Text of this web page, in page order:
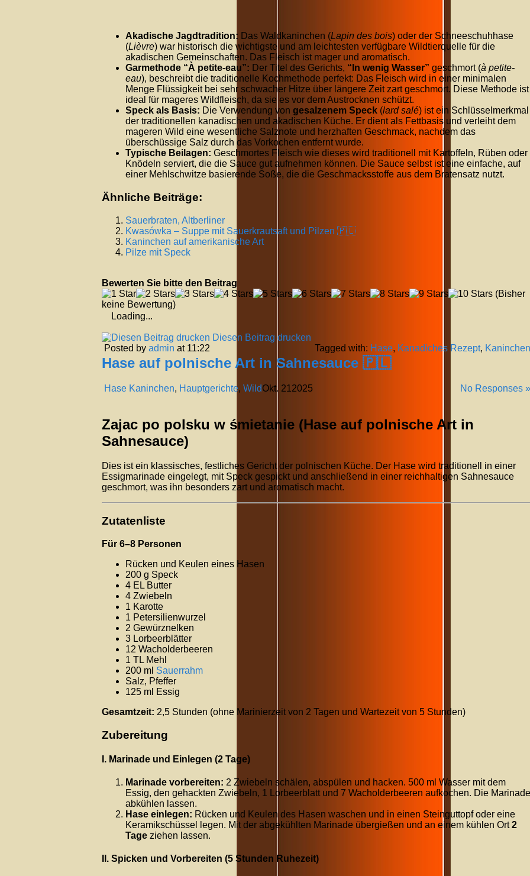
Akadische Jagdtradition: Das Waldkaninchen (Lapin des bois) oder der Schneeschuhhase
(Lièvre) war historisch die wichtigste und am leichtesten verfügbare Wildtierquelle für die
akadischen Gemeinschaften. Das Fleisch ist mager und aromatisch.
Garmethode “À petite-eau”: Der Titel des Gerichts, “In wenig Wasser” geschmort (à petite-
eau), beschreibt die traditionelle Kochmethode perfekt: Das Fleisch wird in einer minimalen
Menge Flüssigkeit bei sehr schwacher Hitze über längere Zeit zart geschmort. Diese Methode ist
ideal für mageres Wildfleisch, da sie es vor dem Austrocknen schützt.
Speck als Basis: Die Verwendung von gesalzenem Speck (lard salé) ist ein Schlüsselmerkmal
der traditionellen kanadischen und akadischen Küche. Er dient als Fettbasis und verleiht dem
mageren Wild eine wesentliche Salznote und herzhaften Geschmack, nachdem das
überschüssige Salz durch das Vorkochen entfernt wurde.
Typische Beilagen: Geschmortes Fleisch wie dieses wird traditionell mit Kartoffeln, Rüben oder
Knödeln serviert, die die Sauce gut aufnehmen können. Die Sauce selbst ist eine einfache, auf
einer Mehlschwitze basierende Soße, die die Geschmacksstoffe aus dem Bratensatz nutzt.
Ähnliche Beiträge:
Sauerbraten, Altberliner
Kwasówka – Suppe mit Sauerkrautsaft und Pilzen 🇵🇱
Kaninchen auf amerikanische Art
Pilze mit Speck
Bewerten Sie bitte den Beitrag
(Bisher
keine Bewertung)
Loading...
Diesen Beitrag drucken
Posted by admin at 11:22 Tagged with: Hase, Kanadiches Rezept, Kaninchen
Hase auf polnische Art in Sahnesauce 🇵🇱
Hase Kaninchen, Hauptgerichte, Wild No Responses »
Okt. 21 2025
Zajac po polsku w śmietanie (Hase auf polnische Art in
Sahnesauce)
Dies ist ein klassisches, festliches Gericht der polnischen Küche. Der Hase wird traditionell in einer
Essigmarinade eingelegt, mit Speck gespickt und anschließend in einer reichhaltigen Sahnesauce
geschmort, was ihn besonders zart und aromatisch macht.
Zutatenliste
Für 6–8 Personen
Rücken und Keulen eines Hasen
200 g Speck
4 EL Butter
4 Zwiebeln
1 Karotte
1 Petersilienwurzel
2 Gewürznelken
3 Lorbeerblätter
12 Wacholderbeeren
1 TL Mehl
200 ml Sauerrahm
Salz, Pfeffer
125 ml Essig
Gesamtzeit: 2,5 Stunden (ohne Marinierzeit von 2 Tagen und Wartezeit von 5 Stunden)
Zubereitung
I. Marinade und Einlegen (2 Tage)
Marinade vorbereiten: 2 Zwiebeln schälen, abspülen und hacken. 500 ml Wasser mit dem
Essig, den gehackten Zwiebeln, 1 Lorbeerblatt und 7 Wacholderbeeren aufkochen. Die Marinade
abkühlen lassen.
Hase einlegen: Rücken und Keulen des Hasen waschen und in einen Steinguttopf oder eine
Keramikschüssel legen. Mit der abgekühlten Marinade übergießen und an einem kühlen Ort2
Tage ziehen lassen.
II. Spicken und Vorbereiten (5 Stunden Ruhezeit)